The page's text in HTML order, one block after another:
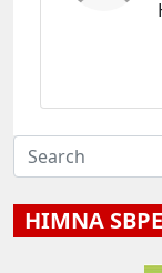
HIMNA